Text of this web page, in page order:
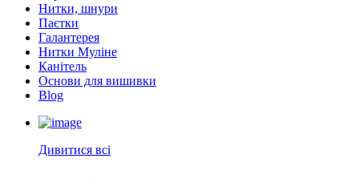
Нитки, шнури
Паєтки
Галантерея
Нитки Муліне
Канітель
Основи для вишивки
Blog
Дивитися всі